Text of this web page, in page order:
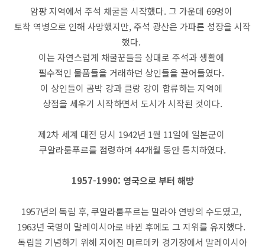
암팡 지역에서 주석 채굴을 시작했다. 그 가운데 69명이
토착 역병으로 인해 사망했지만, 주석 광산은 가파른 성장을 시작
했다.
이는 자연스럽게 채굴꾼들을 상대로 주석과 생활에
필수적인 물품들을 거래하던 상인들을 끌어들였다.
이 상인들이 곰박 강과 클랑 강이 합류하는 지역에
상점을 세우기 시작하면서 도시가 시작된 것이다.
​제2차 세계 대전 당시 1942년 1월 11일에 일본군이
쿠알라룸푸르를 점령하여 44개월 동안 통치하였다.
1957-1990: 영국으로 부터 해방
1957년의 독립 후, 쿠알라룸푸르는 말라야 연방의 수도였고,
1963년 국명이 말레이시아로 바뀐 후에도 그 지위를 유지했다.
독립을 기념하기 위해 지어진 머르데카 경기장에서 말레이시아